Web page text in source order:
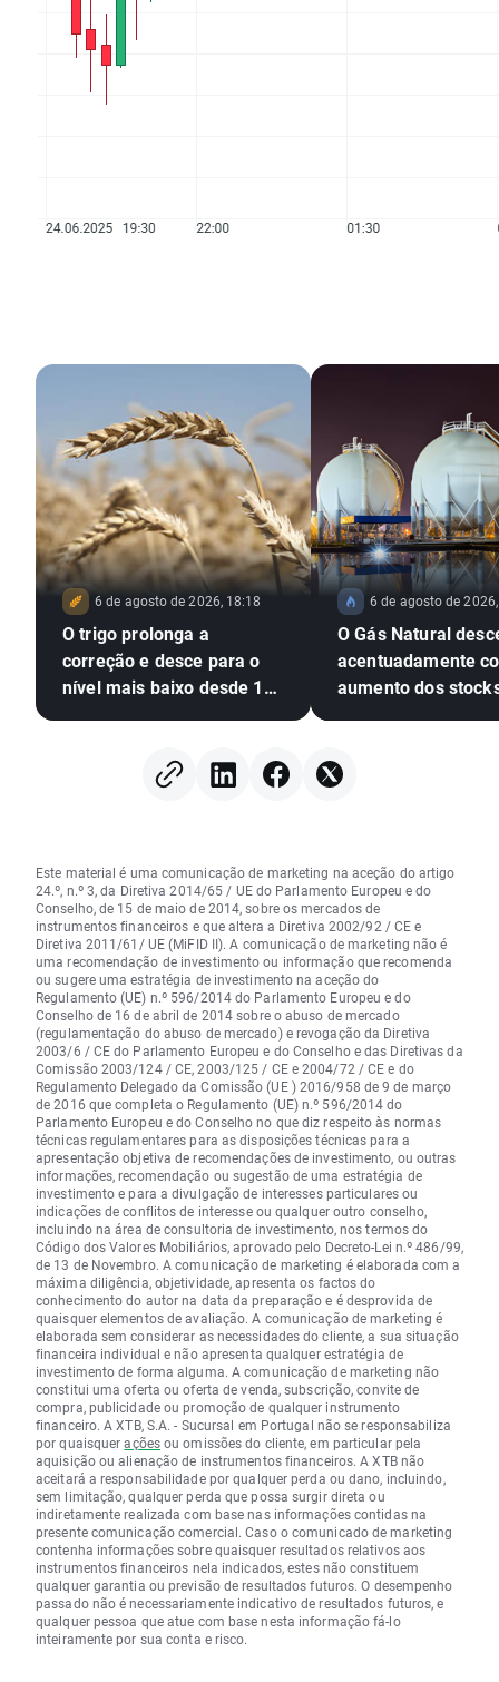
6 de agosto de 2026, 18:18
O trigo prolonga a
correção e desce para o
nível mais baixo desde 10
6 de agosto de
O Gás Natural
acentuadamente
aumento dos
Este material é uma comunicação de marketing na aceção do artigo
24.º, n.º 3, da Diretiva 2014/65 / UE do Parlamento Europeu e do
Conselho, de 15 de maio de 2014, sobre os mercados de
instrumentos financeiros e que altera a Diretiva 2002/92 / CE e
Diretiva 2011/61/ UE (MiFID II). A comunicação de marketing não é
uma recomendação de investimento ou informação que recomenda
ou sugere uma estratégia de investimento na aceção do
Regulamento (UE) n.º 596/2014 do Parlamento Europeu e do
Conselho de 16 de abril de 2014 sobre o abuso de mercado
(regulamentação do abuso de mercado) e revogação da Diretiva
2003/6 / CE do Parlamento Europeu e do Conselho e das Diretivas da
Comissão 2003/124 / CE, 2003/125 / CE e 2004/72 / CE e do
Regulamento Delegado da Comissão (UE ) 2016/958 de 9 de março
de 2016 que completa o Regulamento (UE) n.º 596/2014 do
Parlamento Europeu e do Conselho no que diz respeito às normas
técnicas regulamentares para as disposições técnicas para a
apresentação objetiva de recomendações de investimento, ou outras
informações, recomendação ou sugestão de uma estratégia de
investimento e para a divulgação de interesses particulares ou
indicações de conflitos de interesse ou qualquer outro conselho,
incluindo na área de consultoria de investimento, nos termos do
Código dos Valores Mobiliários, aprovado pelo Decreto-Lei n.º 486/99,
de 13 de Novembro. A comunicação de marketing é elaborada com a
máxima diligência, objetividade, apresenta os factos do
conhecimento do autor na data da preparação e é desprovida de
quaisquer elementos de avaliação. A comunicação de marketing é
elaborada sem considerar as necessidades do cliente, a sua situação
financeira individual e não apresenta qualquer estratégia de
investimento de forma alguma. A comunicação de marketing não
constitui uma oferta ou oferta de venda, subscrição, convite de
compra, publicidade ou promoção de qualquer instrumento
financeiro. A XTB, S.A. - Sucursal em Portugal não se responsabiliza
por quaisqueraçõesou omissões do cliente, em particular pela
aquisição ou alienação de instrumentos financeiros. A XTB não
aceitará a responsabilidade por qualquer perda ou dano, incluindo,
sem limitação, qualquer perda que possa surgir direta ou
indiretamente realizada com base nas informações contidas na
presente comunicação comercial. Caso o comunicado de marketing
contenha informações sobre quaisquer resultados relativos aos
instrumentos financeiros nela indicados, estes não constituem
qualquer garantia ou previsão de resultados futuros. O desempenho
passado não é necessariamente indicativo de resultados futuros, e
qualquer pessoa que atue com base nesta informação fá-lo
inteiramente por sua conta e risco.